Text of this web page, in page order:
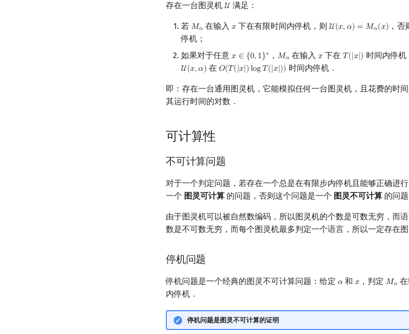
存在一台图灵机 U
U 满足：
若 𝑀𝛼
Mα 在输入𝑥
x 下在有限时间内停机，则U(𝑥,𝛼) = 𝑀𝛼(𝑥)
U(x,α)= Mα (x) ，
停机；
如果对于任意 𝑥 ∈ {0,1}∗
x∈{ 0,1} ∗ ， 𝑀𝛼
Mα 在输入 𝑥
x下在 𝑇 (|𝑥|)
T(| x| ) 时间内停
U(𝑥,𝛼)
U(x,α) 在 𝑂(𝑇 (|𝑥|)log𝑇(|𝑥|))
O(T(|x|) logT(|x|)) 时间内停机．
即：存在一台通用图灵机，它能模拟任何一台图灵机，且花费的时
其运行时间的对数．
可计算性
不可计算问题
对于一个判定问题，若存在一个总是在有限步内停机且能够正确进
一个 图灵可计算 的问题，否则这个问题是一个 图灵不可计算 的问题
由于图灵机可以被自然数编码，所以图灵机的个数是可数无穷，而
数是不可数无穷，而每个图灵机最多判定一个语言，所以一定存在图
停机问题
停机问题是一个经典的图灵不可计算问题：给定 𝛼
α 和𝑥
x ，判定𝑀𝛼
Mα
内停机．
停机问题是图灵不可计算的证明